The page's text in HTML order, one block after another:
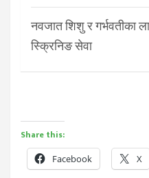
नवजात शिशु र गर्भवतीका
स्क्रिनिङ सेवा
Share this:
Facebook X